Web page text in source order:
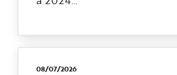
08/07/2026